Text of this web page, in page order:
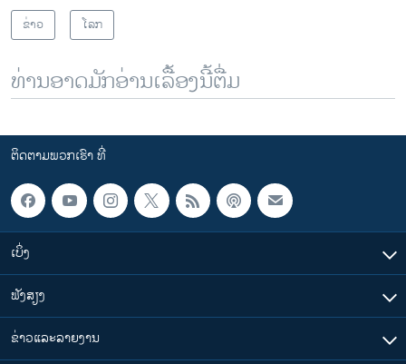
ຂ່າວ
ໂລກ
ທ່ານອາດມັກອ່ານເລື້ອງນີ້ຕື່ມ
ຕິດຕາມພວກເຮົາ ທີ່
ເບິ່ງ
ຟັງສຽງ
ຂ່າວແລະລາຍງານ